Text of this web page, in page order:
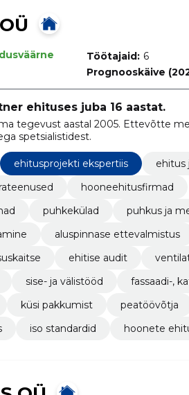
Töötajaid: 6
Prognooskäive
ehituses juba 16 aastat.
tegevust aastal 2005. Ettevõtte
spetsialistidest.
ehitusprojekti ekspertiis
ehitus
hooneehitusfirmad
puhkekülad
puhkus ja
aluspinnase ettevalmistus
ehitise audit
sise- ja välistööd
fassaadi-,
küsi pakkumist
peatöövõtja
iso standardid hoonete